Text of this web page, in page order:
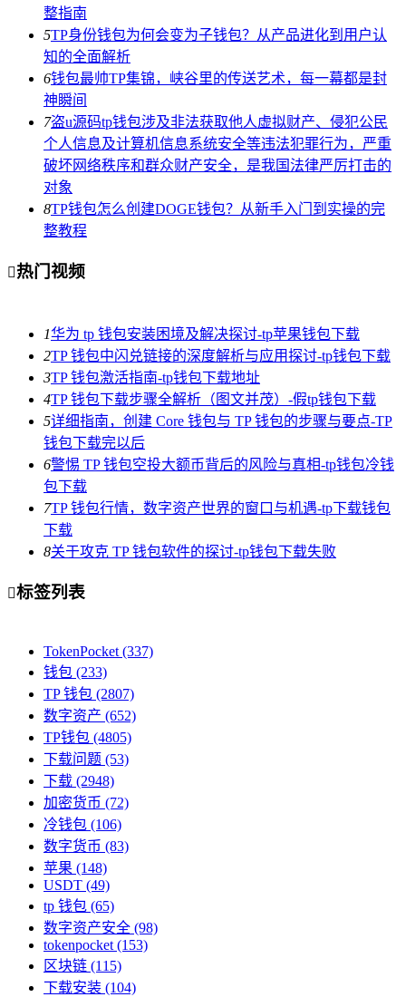
整指南
5TP身份钱包为何会变为子钱包？从产品进化到用户认
知的全面解析
6钱包最帅TP集锦，峡谷里的传送艺术，每一幕都是封
神瞬间
7盗u源码tp钱包涉及非法获取他人虚拟财产、侵犯公民
个人信息及计算机信息系统安全等违法犯罪行为，严重
破坏网络秩序和群众财产安全，是我国法律严厉打击的
对象
8TP钱包怎么创建DOGE钱包？从新手入门到实操的完
整教程
热门视频
1华为 tp 钱包安装困境及解决探讨-tp苹果钱包下载
2TP 钱包中闪兑链接的深度解析与应用探讨-tp钱包下载
3TP 钱包激活指南-tp钱包下载地址
4TP 钱包下载步骤全解析（图文并茂）-假tp钱包下载
5详细指南，创建 Core 钱包与 TP 钱包的步骤与要点-TP
钱包下载完以后
6警惕 TP 钱包空投大额币背后的风险与真相-tp钱包冷钱
包下载
7TP 钱包行情，数字资产世界的窗口与机遇-tp下载钱包
下载
8关于攻克 TP 钱包软件的探讨-tp钱包下载失败
标签列表
TokenPocket (337)
钱包 (233)
TP 钱包 (2807)
数字资产 (652)
TP钱包 (4805)
下载问题 (53)
下载 (2948)
加密货币 (72)
冷钱包 (106)
数字货币 (83)
苹果 (148)
USDT (49)
tp 钱包 (65)
数字资产安全 (98)
tokenpocket (153)
区块链 (115)
下载安装 (104)